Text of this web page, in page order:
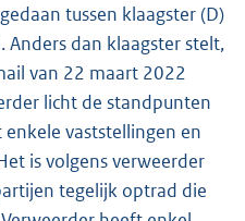
tussen klaagster (D)
Anders dan klaagster stelt,
van 22 maart 2022
licht de standpunten
vaststellingen en
is volgens verweerder
tegelijk optrad die